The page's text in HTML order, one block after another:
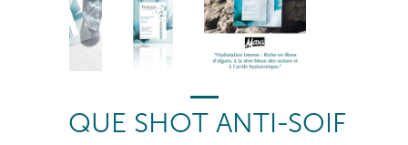
MASQUE SHOT ANTI-SOIF